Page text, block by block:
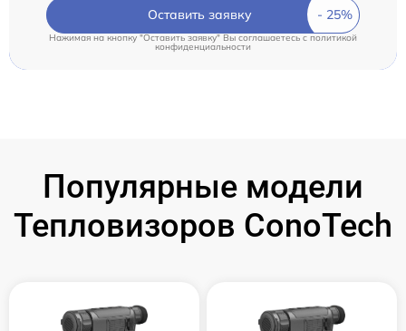
Оставить заявку
Нажимая на кнопку "Оставить заявку" Вы соглашаетесь cполитикой
конфиденциальности
Популярные модели
Тепловизоров ConoTech